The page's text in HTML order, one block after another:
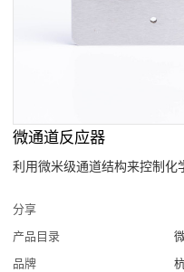
微通道反应器
利用微米级通道结构来控制化
分享
产品目录
品牌